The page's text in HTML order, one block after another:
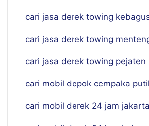
cari jasa derek towing
cari jasa derek towing
cari jasa derek towing pejaten
cari mobil depok cempaka
cari mobil derek 24 jam jakarta